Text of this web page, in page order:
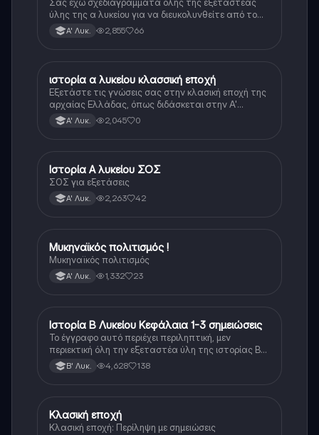
ύλης της α λυκείου για να διευκολυνθείτε από το
τεράστιο βάρος του βιβλίου
Α' Λυκ. 2,855 66
Ιστορία
ιστορία α λυκείου κλασσική εποχή
Εξετάστε τις γνώσεις σας στην κλασική εποχή της
αρχαίας Ελλάδας, όπως διδάσκεται στην Α'
Λυκείου.Α' Λυκ. 2,045 0
Ιστορία
Ιστορία Α λυκείου ΣΟΣ
ΣΟΣ για εξετάσεις
Α' Λυκ. 2,263 42
Ιστορία
Μυκηναϊκός πολιτισμός !
Μυκηναϊκός πολιτισμός
Α' Λυκ. 1,332 23
Ιστορία
Ιστορία Β Λυκείου Κεφάλαια 1-3 σημειώσεις
Το έγγραφο αυτό περιέχει περιληπτική, μεν
περιεκτική όλη την εξεταστέα ύλη της ιστορίας Β
λυκείου για τα πρώτα 3 Κεφάλαια, δηλαδή την
μισή ύλη. Το έγγραφο έχει γραφτεί με προσοχή και
Β' Λυκ. 4,628 138
Ιστορία
Κλασική εποχή
Κλασική εποχή: Περίληψη με σημειώσεις